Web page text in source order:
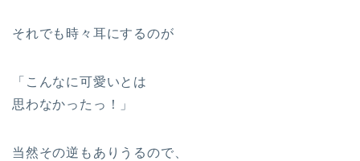
それでも時々耳にするのが
「こんなに可愛いとは
思わなかったっ！」
当然その逆もありうるので、